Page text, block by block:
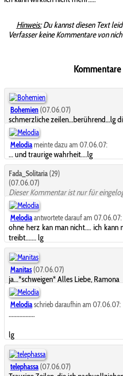
Hinweis:Du kannst diesen Text
Verfasser keine Kommentare von
Bohemien (07.06.07)
schmerzliche zeilen...berührend...lg
Melodiameinte dazu am 07.06.07:
... und traurige wahrheit....lg
Fada_Solitaria (29)
(07.06.07)
Dieser Kommentar ist nur für
Melodiaantwortete darauf am 07.06.07:
ohne herz kan man nicht.... ich
treibt....... lg
Manitas (07.06.07)
ja...*schweigen* Alles Liebe, Ramona
Melodiaschrieb daraufhin am 07.06.07:
.................
lg
telephassa (07.06.07)